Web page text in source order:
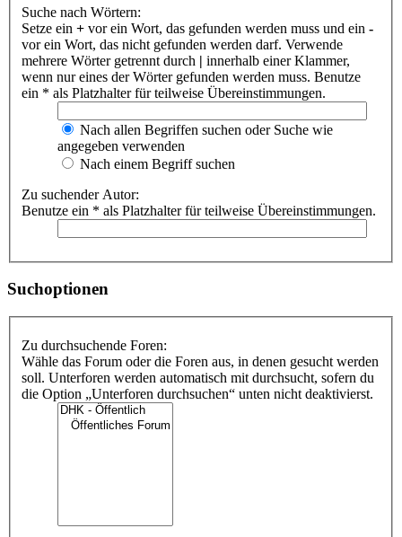
Suche nach Wörtern:
Setze ein + vor ein Wort, das gefunden werden muss und ein -
vor ein Wort, das nicht gefunden werden darf. Verwende
mehrere Wörter getrennt durch | innerhalb einer Klammer,
wenn nur eines der Wörter gefunden werden muss. Benutze
ein * als Platzhalter für teilweise Übereinstimmungen.
Nach allen Begriffen suchen oder Suche wie
angegeben verwenden
Nach einem Begriff suchen
Zu suchender Autor:
Benutze ein * als Platzhalter für teilweise Übereinstimmungen.
Suchoptionen
Zu durchsuchende Foren:
Wähle das Forum oder die Foren aus, in denen gesucht werden
soll. Unterforen werden automatisch mit durchsucht, sofern du
die Option „Unterforen durchsuchen“ unten nicht deaktivierst.